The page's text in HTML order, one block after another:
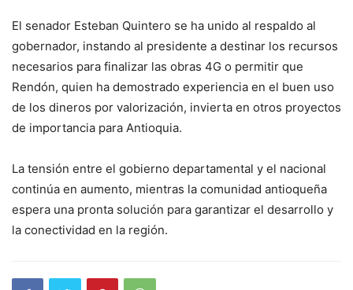
El senador Esteban Quintero se ha unido al respaldo al
gobernador, instando al presidente a destinar los recursos
necesarios para finalizar las obras 4G o permitir que
Rendón, quien ha demostrado experiencia en el buen uso
de los dineros por valorización, invierta en otros proyectos
de importancia para Antioquia.
La tensión entre el gobierno departamental y el nacional
continúa en aumento, mientras la comunidad antioqueña
espera una pronta solución para garantizar el desarrollo y
la conectividad en la región.